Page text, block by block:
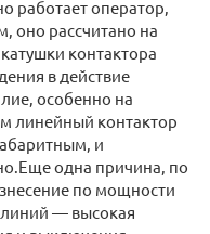
работает оператор,
оно рассчитано на
контактора
в действие
особенно на
линейный контактор
и
одна причина, по
по мощности
— высокая